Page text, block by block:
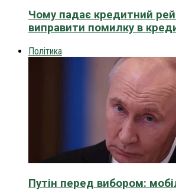
Чому падає кредитний
виправити помилку в
Політика
Путін перед вибором: